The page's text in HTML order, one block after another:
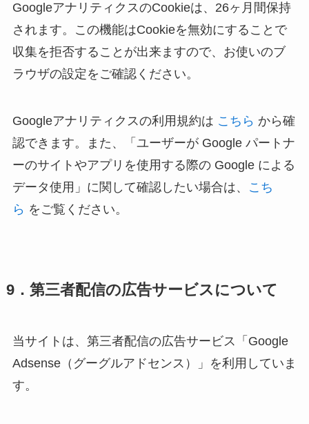
GoogleアナリティクスのCookieは、26ヶ月間保持
されます。この機能はCookieを無効にすることで
収集を拒否することが出来ますので、お使いのブ
ラウザの設定をご確認ください。
Googleアナリティクスの利用規約は こちら から確
認できます。また、「ユーザーが Google パートナ
ーのサイトやアプリを使用する際の Google による
データ使用」に関して確認したい場合は、
こち
ら をご覧ください。
9．第三者配信の広告サービスについて
当サイトは、第三者配信の広告サービス「Google
Adsense（グーグルアドセンス）」を利用していま
す。